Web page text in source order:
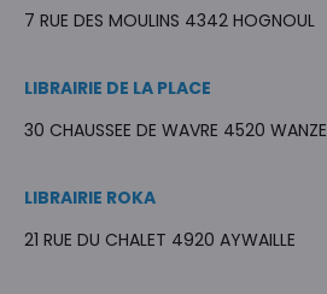
7 RUE DES MOULINS 4342 HOGNOUL
LIBRAIRIE DE LA PLACE
30 CHAUSSEE DE WAVRE 4520 WANZE
LIBRAIRIE ROKA
21 RUE DU CHALET 4920 AYWAILLE